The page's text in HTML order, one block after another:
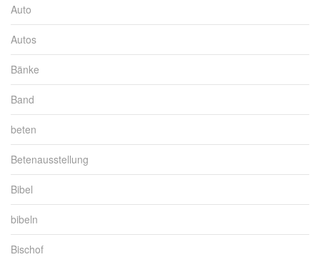
Auto
Autos
Bänke
Band
beten
Betenausstellung
Bibel
bibeln
Bischof